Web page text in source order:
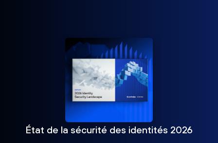
État de la sécurité des identités 2026